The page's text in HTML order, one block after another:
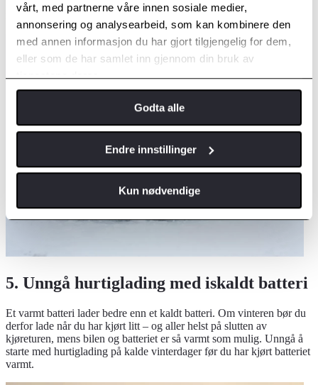
vårt, med partnerne våre innen sosiale medier,
annonsering og analysearbeid, som kan kombinere den
med annen informasjon du har gjort tilgjengelig for dem,
eller som de har samlet inn gjennom din bruk av
tjenestene deres.
Godta alle
Endre innstillinger
Kun nødvendige
Etter 80 % går ladingen veldig tregt, så med mindre det er helt
nødvendig bør du avslutte og slippe andre til.
5. Unngå hurtiglading med iskaldt batteri
Et varmt batteri lader bedre enn et kaldt batteri. Om vinteren bør du
derfor lade når du har kjørt litt – og aller helst på slutten av
kjøreturen, mens bilen og batteriet er så varmt som mulig. Unngå å
starte med hurtiglading på kalde vinterdager før du har kjørt batteriet
varmt.